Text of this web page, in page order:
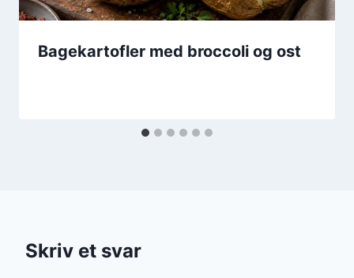
Bagekartofler med broccoli og ost
Skriv et svar